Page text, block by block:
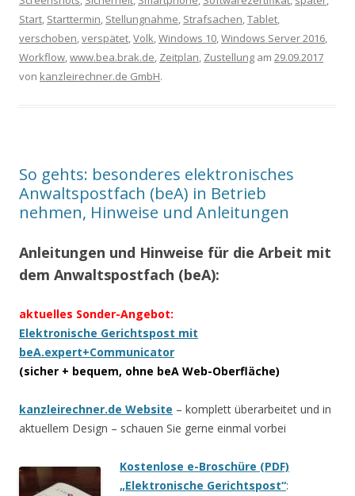
Start, Starttermin, Stellungnahme, Strafsachen,Tablet,
verschoben,verspätet,Volk,Windows 10,Windows Server 2016,
Workflow,www.bea.brak.de, Zeitplan, Zustellung am 29.09.2017
von kanzleirechner.de GmbH.
So gehts: besonderes elektronisches
Anwaltspostfach (beA) in Betrieb
nehmen, Hinweise und Anleitungen
Anleitungen und Hinweise für die Arbeit mit
dem Anwaltspostfach (beA):
aktuelles Sonder-Angebot:
Elektronische Gerichtspost mit
beA.expert+Communicator
(sicher + bequem, ohne beA Web-Oberfläche)
kanzleirechner.de Website – komplett überarbeitet und in
aktuellem Design – schauen Sie gerne einmal vorbei
Kostenlose e-Broschüre (PDF)
„Elektronische Gerichtspost“: